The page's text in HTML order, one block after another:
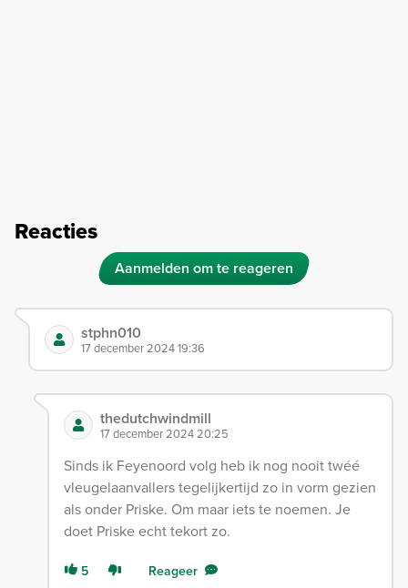
Reacties
Aanmelden om te reageren
stphn010
17 december 2024 19:36
thedutchwindmill
17 december 2024 20:25
Sinds ik Feyenoord volg heb ik nog nooit twéé
vleugelaanvallers tegelijkertijd zo in vorm gezien
als onder Priske. Om maar iets te noemen. Je
doet Priske echt tekort zo.
5 Reageer